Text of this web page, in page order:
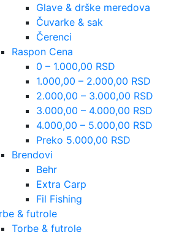
Glave & drške meredova
Čuvarke & sak
Čerenci
Raspon Cena
0 – 1.000,00 RSD
1.000,00 – 2.000,00 RSD
2.000,00 – 3.000,00 RSD
3.000,00 – 4.000,00 RSD
4.000,00 – 5.000,00 RSD
Preko 5.000,00 RSD
Brendovi
Behr
Extra Carp
Fil Fishing
& futrole
Torbe & futrole